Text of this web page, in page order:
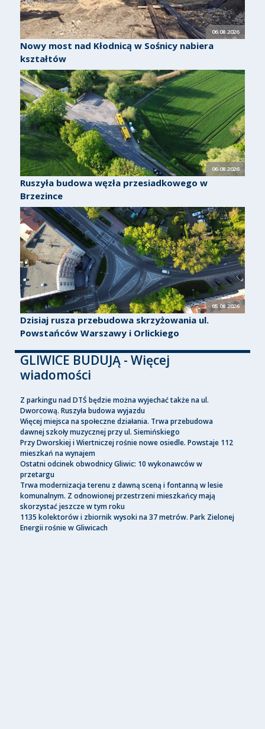
06.08.2026
Nowy most nad Kłodnicą w Sośnicy nabiera
kształtów
06.08.2026
Ruszyła budowa węzła przesiadkowego w
Brzezince
05.08.2026
Dzisiaj rusza przebudowa skrzyżowania ul.
Powstańców Warszawy i Orlickiego
GLIWICE BUDUJĄ - Więcej
wiadomości
Z parkingu nad DTŚ będzie można wyjechać także na ul.
Dworcową. Ruszyła budowa wyjazdu
Więcej miejsca na społeczne działania. Trwa przebudowa
dawnej szkoły muzycznej przy ul. Siemińskiego
Przy Dworskiej i Wiertniczej rośnie nowe osiedle. Powstaje 112
mieszkań na wynajem
Ostatni odcinek obwodnicy Gliwic: 10 wykonawców w
przetargu
Trwa modernizacja terenu z dawną sceną i fontanną w lesie
komunalnym. Z odnowionej przestrzeni mieszkańcy mają
skorzystać jeszcze w tym roku
1135 kolektorów i zbiornik wysoki na 37 metrów. Park Zielonej
Energii rośnie w Gliwicach